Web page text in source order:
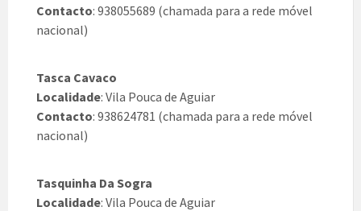
Contacto: 938055689 (chamada para a rede móvel
nacional)
Tasca Cavaco
Localidade: Vila Pouca de Aguiar
Contacto: 938624781 (chamada para a rede móvel
nacional)
Tasquinha Da Sogra
Localidade: Vila Pouca de Aguiar